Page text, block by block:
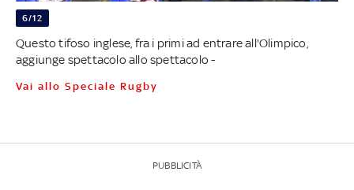
6/12
Questo tifoso inglese, fra i primi ad entrare all'Olimpico,
aggiunge spettacolo allo spettacolo -
Vai allo Speciale Rugby
PUBBLICITÀ